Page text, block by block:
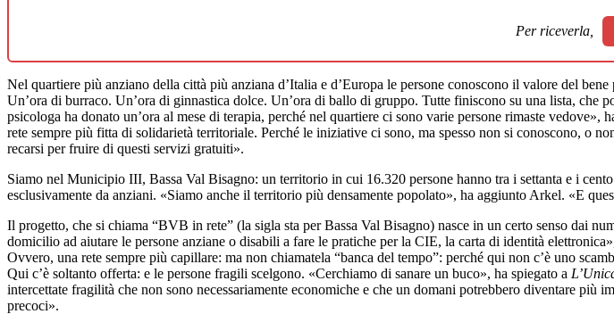
Per riceverla,
Nel quartiere più anziano della città più anziana d’Italia e d’Europa le persone conoscono il valore del
Un’ora di burraco. Un’ora di ginnastica dolce. Un’ora di ballo di gruppo. Tutte finiscono su una lista,
psicologa ha donato un’ora al mese di terapia, perché nel quartiere ci sono varie persone rimaste vedove»,
rete sempre più fitta di solidarietà territoriale. Perché le iniziative ci sono, ma spesso non si conoscono, o
recarsi per fruire di questi servizi gratuiti».
Siamo nel Municipio III, Bassa Val Bisagno: un territorio in cui 16.320 persone hanno tra i settanta e i
esclusivamente da anziani. «Siamo anche il territorio più densamente popolato», ha aggiunto Arkel. «E
Il progetto, che si chiama “BVB in rete” (la sigla sta per Bassa Val Bisagno) nasce in un certo senso dai
domicilio ad aiutare le persone anziane o disabili a fare le pratiche per la CIE, la carta di identità
Ovvero, una rete sempre più capillare: ma non chiamatela “banca del tempo”: perché qui non c’è uno
Qui c’è soltanto offerta: e le persone fragili scelgono. «Cerchiamo di sanare un buco», ha spiegato a
intercettate fragilità che non sono necessariamente economiche e che un domani potrebbero diventare
precoci».